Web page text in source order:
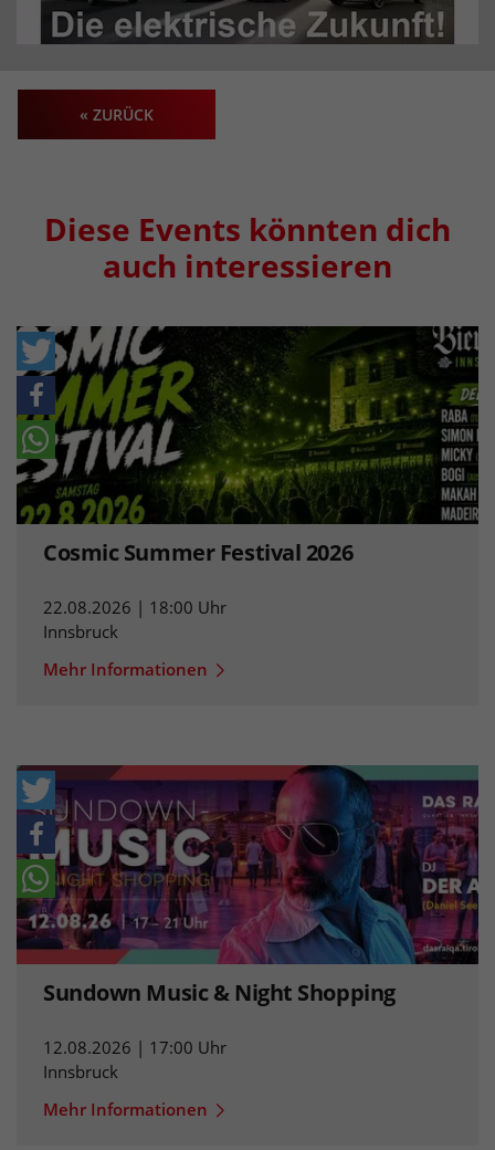
« ZURÜCK
Diese Events könnten dich
auch interessieren
Cosmic Summer Festival 2026
22.08.2026 | 18:00 Uhr
Innsbruck
Mehr Informationen
Sundown Music & Night Shopping
12.08.2026 | 17:00 Uhr
Innsbruck
Mehr Informationen